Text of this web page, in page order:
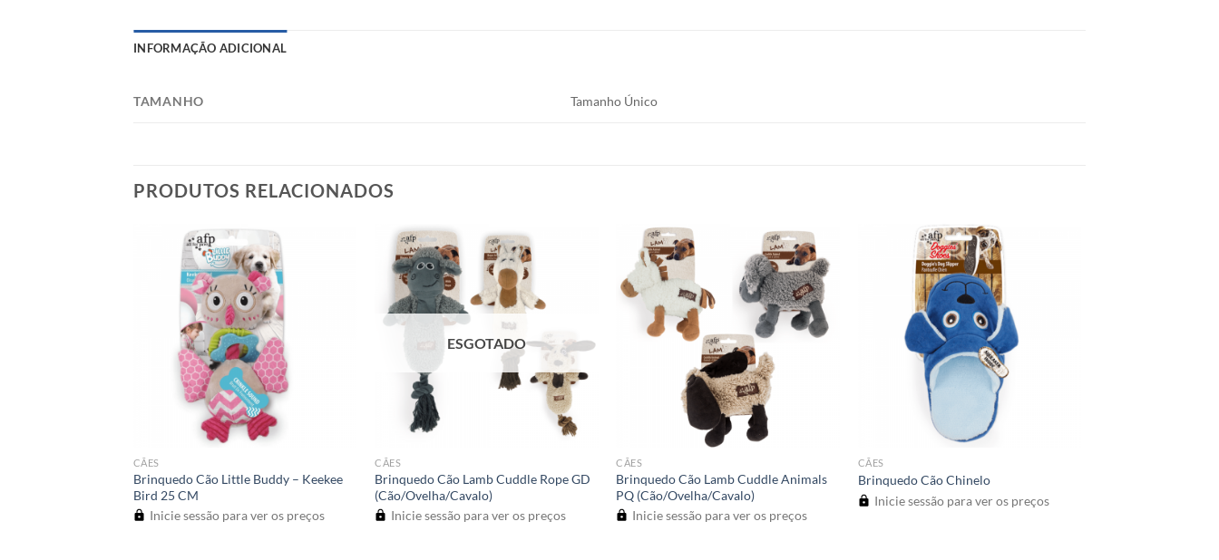
INFORMAÇÃO ADICIONAL
TAMANHO Tamanho Único
PRODUTOS RELACIONADOS
CÃES
Brinquedo Cão Little Buddy – Keekee
Bird 25 CM
Inicie sessão para ver os preços
ESGOTADO
CÃES
Brinquedo Cão Lamb Cuddle Rope GD
(Cão/Ovelha/Cavalo)
Inicie sessão para ver os preços
CÃES
Brinquedo Cão Lamb Cuddle Animals
PQ (Cão/Ovelha/Cavalo)
Inicie sessão para ver os preços
CÃES
Brinquedo Cão Chinelo
Inicie sessão para ver os preços